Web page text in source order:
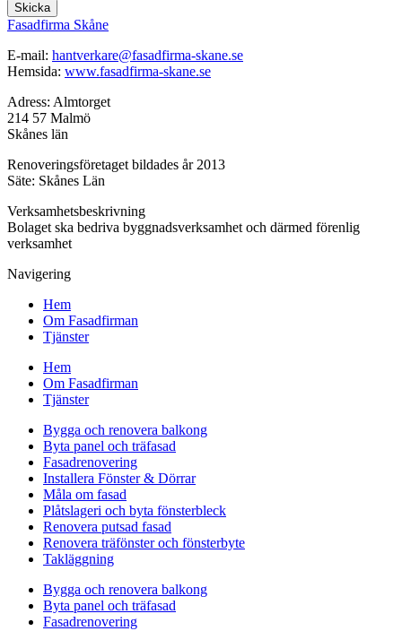
Skicka
Fasadfirma Skåne
E-mail: hantverkare@fasadfirma-skane.se
Hemsida: www.fasadfirma-skane.se
Adress: Almtorget
214 57 Malmö
Skånes län
Renoveringsföretaget bildades år 2013
Säte: Skånes Län
Verksamhetsbeskrivning
Bolaget ska bedriva byggnadsverksamhet och därmed förenlig
verksamhet
Navigering
Hem
Om Fasadfirman
Tjänster
Hem
Om Fasadfirman
Tjänster
Bygga och renovera balkong
Byta panel och träfasad
Fasadrenovering
Installera Fönster & Dörrar
Måla om fasad
Plåtslageri och byta fönsterbleck
Renovera putsad fasad
Renovera träfönster och fönsterbyte
Takläggning
Bygga och renovera balkong
Byta panel och träfasad
Fasadrenovering